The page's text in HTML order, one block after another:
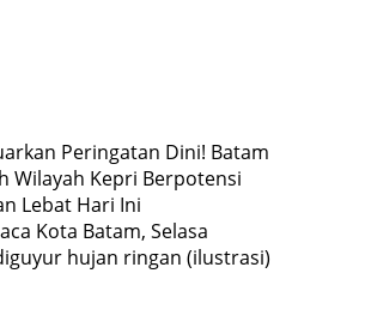
Kota Batam, Selasa
hujan ringan (ilustrasi)